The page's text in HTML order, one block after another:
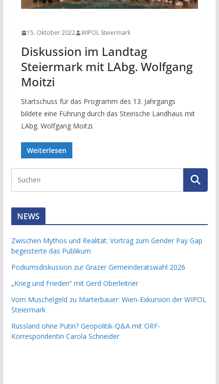
15. Oktober 2022 WIPOL Steiermark
Diskussion im Landtag
Steiermark mit LAbg. Wolfgang
Moitzi
Startschuss für das Programm des 13. Jahrgangs
bildete eine Führung durch das Steirische Landhaus mit
LAbg. Wolfgang Moitzi.
Weiterlesen
NEWS
Zwischen Mythos und Realität: Vortrag zum Gender Pay Gap
begeisterte das Publikum
Podiumsdiskussion zur Grazer Gemeinderatswahl 2026
„Krieg und Frieden“ mit Gerd Oberleitner
Vom Muschelgeld zu Marterbauer: Wien-Exkursion der WIPOL
Steiermark
Russland ohne Putin? Geopolitik-Q&A mit ORF-
Korrespondentin Carola Schneider